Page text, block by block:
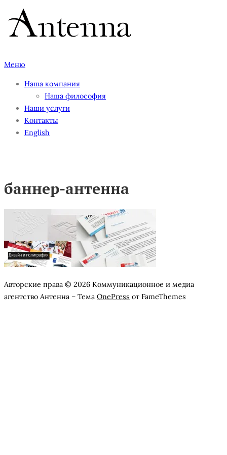
Перейти
содержимому
Меню
Наша компания
Наша философия
Наши услуги
Контакты
English
баннер-антенна
Авторские права © 2026 Коммуникационное и медиа
агентство Антенна – Тема OnePress от FameThemes